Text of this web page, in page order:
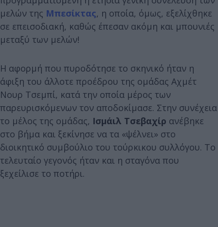
μελών της Μπεσίκτας, η οποία, όμως, εξελίχθηκε
σε επεισοδιακή, καθώς έπεσαν ακόμη και μπουνιές
μεταξύ των μελών!
Η αφορμή που πυροδότησε το σκηνικό ήταν η
άφιξη του άλλοτε προέδρου της ομάδας Αχμέτ
Νουρ Τσεμπί, κατά την οποία μέρος των
παρευρισκόμενων τον αποδοκίμασε. Στην συνέχεια
το μέλος της ομάδας, Ισμάιλ Τσεβαχίρ ανέβηκε
στο βήμα και ξεκίνησε να τα «ψέλνει» στο
διοικητικό συμβούλιο του τούρκικου συλλόγου. Το
τελευταίο γεγονός ήταν και η σταγόνα που
ξεχείλισε το ποτήρι.